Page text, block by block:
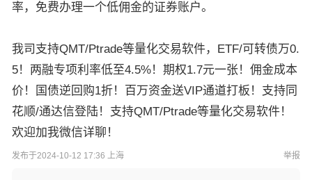
率，免费办理一个低佣金的证券账户。
我司支持QMT/Ptrade等量化交易软件，ETF/可转债万0.
5！两融专项利率低至4.5%！期权1.7元一张！佣金成本
价！国债逆回购1折！百万资金送VIP通道打板！支持同
花顺/通达信登陆！支持QMT/Ptrade等量化交易软件！
欢迎加我微信详聊！
发布于2024-10-12 17:36 上海 举报